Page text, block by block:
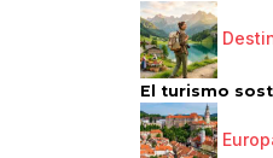
El turismo